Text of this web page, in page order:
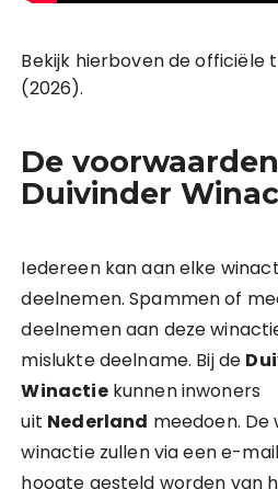
Bekijk hierboven de officiële
(2026).
De
Duivinder
Iedereen kan aan elke
deelnemen. Spammen of
deelnemen aan deze
mislukte deelname. Bij de
Winactiekunnen inwoners
uit Nederland meedoen. De
winactie zullen via een e-
hoogte gesteld worden van